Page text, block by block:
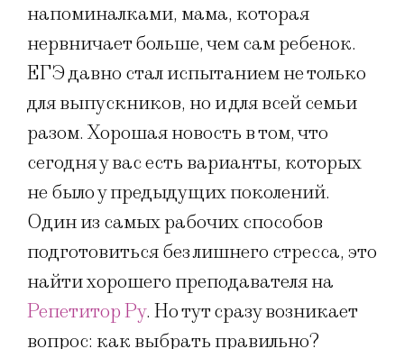
напоминалками, мама, которая
нервничает больше, чем сам ребенок.
ЕГЭ давно стал испытанием не только
для выпускников, но и для всей семьи
разом. Хорошая новость в том, что
сегодня у вас есть варианты, которых
не было у предыдущих поколений.
Один из самых рабочих способов
подготовиться без лишнего стресса, это
найти хорошего преподавателя на
Репетитор Ру. Но тут сразу возникает
вопрос: как выбрать правильно?